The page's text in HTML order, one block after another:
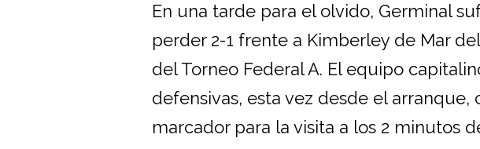
En una tarde para el olvido, Germinal
perder 2-1 frente a Kimberley de Mar
del Torneo Federal A. El equipo
defensivas, esta vez desde el arranque,
marcador para la visita a los 2 minutos